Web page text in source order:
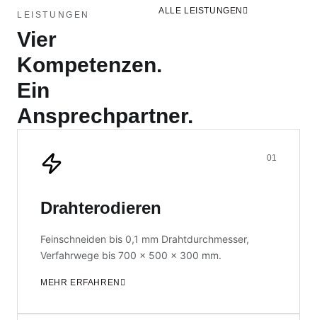
LEISTUNGEN
Vier
Kompetenzen.
Ein
Ansprechpartner.
ALLE LEISTUNGEN
01
Drahterodieren
Feinschneiden bis 0,1 mm Drahtdurchmesser,
Verfahrwege bis 700 × 500 × 300 mm.
MEHR ERFAHREN